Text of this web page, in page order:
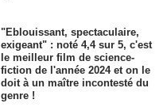
"Eblouissant, spectaculaire,
exigeant" : noté 4,4 sur 5, c'est
le meilleur film de science-
fiction de l'année 2024 et on le
doit à un maître incontesté du
genre !